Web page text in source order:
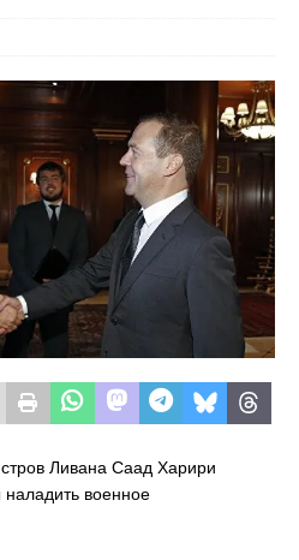
Ливана Саад Харири
наладить военное